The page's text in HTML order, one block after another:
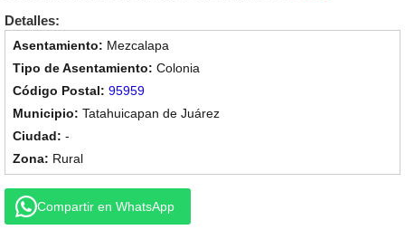
Detalles:
Mezcalapa
Colonia
95959
Tatahuicapan de Juárez
-
Rural
Compartir en WhatsApp